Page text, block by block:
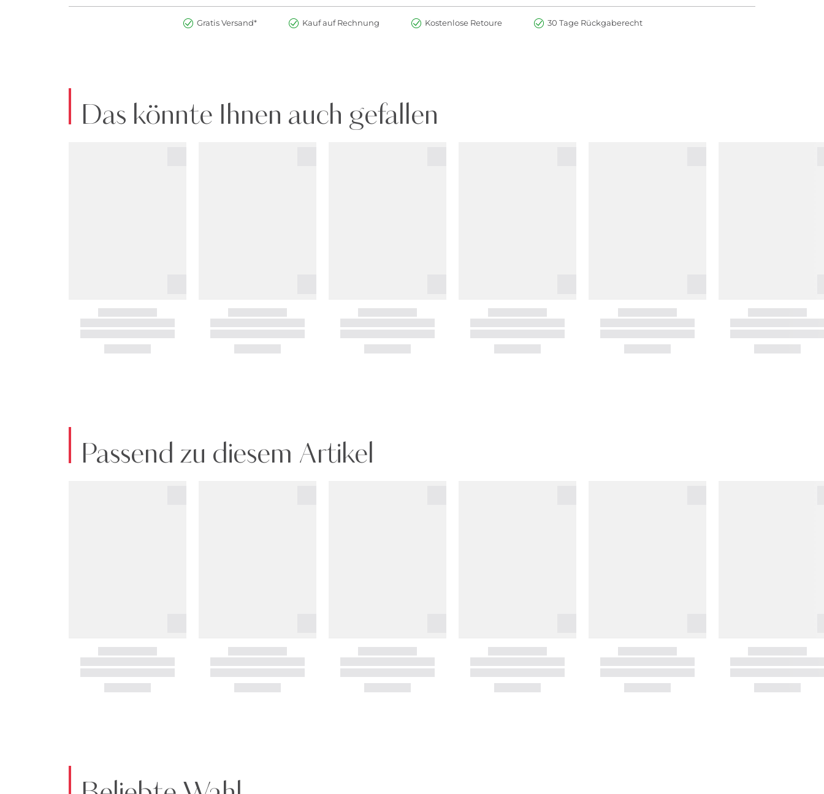
Gratis Versand* Kauf auf Rechnung Kostenlose Retoure 30 Tage Rückgaberecht
Das könnte Ihnen auch gefallen
Passend zu diesem Artikel